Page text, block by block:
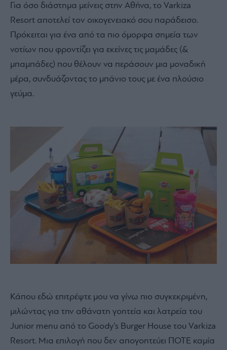
Για όσο διάστημα μείνεις στην Αθήνα, το Varkiza
Resort αποτελεί τον οικογενειακό σου παράδεισο.
Πρόκειται για ένα από τα πιο όμορφα σημεία των
νοτίων που φροντίζει για εκείνες τις μαμάδες (&
μπαμπάδες) που θέλουν να περάσουν μια μοναδική
μέρα, συνδυάζοντας το μπάνιο τους με ένα πλούσιο
γεύμα.
Κάπου εδώ επιτρέψτε μου να γίνω πιο συγκεκριμένη,
μιλώντας για την αθάνατη γοητεία και λατρεία του
Junior menu από το Goody’s Burger House του Varkiza
Resort. Μια επιλογή που δεν απογοητεύει ΠΟΤΕ καμία